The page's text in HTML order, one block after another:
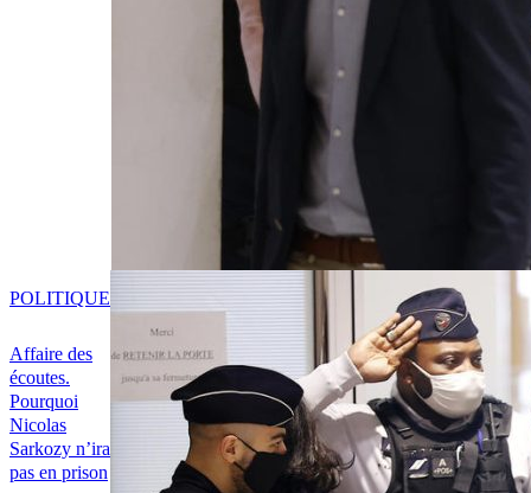
Affaire des
écoutes.
Pourquoi
Nicolas
Sarkozy n’ira
pas en prison
POLITIQUE